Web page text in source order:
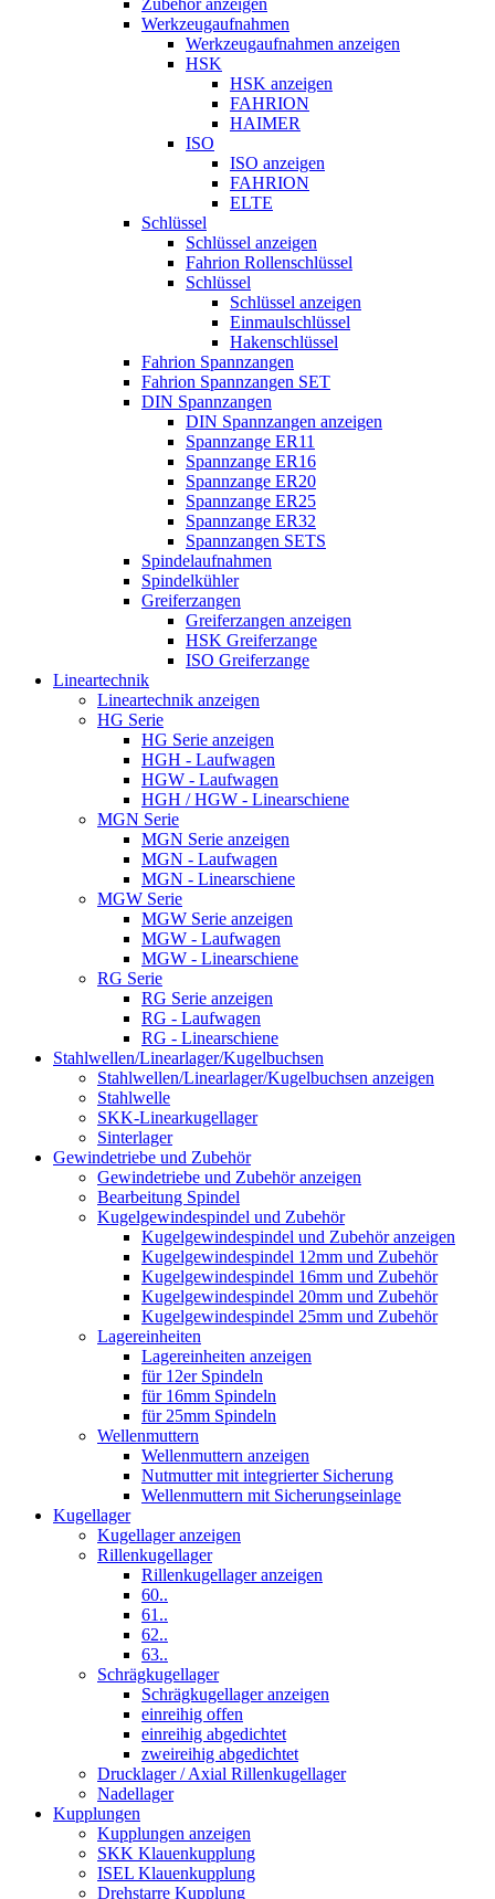
Zubehör anzeigen
Werkzeugaufnahmen
Werkzeugaufnahmen anzeigen
HSK
HSK anzeigen
FAHRION
HAIMER
ISO
ISO anzeigen
FAHRION
ELTE
Schlüssel
Schlüssel anzeigen
Fahrion Rollenschlüssel
Schlüssel
Schlüssel anzeigen
Einmaulschlüssel
Hakenschlüssel
Fahrion Spannzangen
Fahrion Spannzangen SET
DIN Spannzangen
DIN Spannzangen anzeigen
Spannzange ER11
Spannzange ER16
Spannzange ER20
Spannzange ER25
Spannzange ER32
Spannzangen SETS
Spindelaufnahmen
Spindelkühler
Greiferzangen
Greiferzangen anzeigen
HSK Greiferzange
ISO Greiferzange
Lineartechnik
Lineartechnik anzeigen
HG Serie
HG Serie anzeigen
HGH - Laufwagen
HGW - Laufwagen
HGH / HGW - Linearschiene
MGN Serie
MGN Serie anzeigen
MGN - Laufwagen
MGN - Linearschiene
MGW Serie
MGW Serie anzeigen
MGW - Laufwagen
MGW - Linearschiene
RG Serie
RG Serie anzeigen
RG - Laufwagen
RG - Linearschiene
Stahlwellen/Linearlager/Kugelbuchsen
Stahlwellen/Linearlager/Kugelbuchsen anzeigen
Stahlwelle
SKK-Linearkugellager
Sinterlager
Gewindetriebe und Zubehör
Gewindetriebe und Zubehör anzeigen
Bearbeitung Spindel
Kugelgewindespindel und Zubehör
Kugelgewindespindel und Zubehör anzeigen
Kugelgewindespindel 12mm und Zubehör
Kugelgewindespindel 16mm und Zubehör
Kugelgewindespindel 20mm und Zubehör
Kugelgewindespindel 25mm und Zubehör
Lagereinheiten
Lagereinheiten anzeigen
für 12er Spindeln
für 16mm Spindeln
für 25mm Spindeln
Wellenmuttern
Wellenmuttern anzeigen
Nutmutter mit integrierter Sicherung
Wellenmuttern mit Sicherungseinlage
Kugellager
Kugellager anzeigen
Rillenkugellager
Rillenkugellager anzeigen
60..
61..
62..
63..
Schrägkugellager
Schrägkugellager anzeigen
einreihig offen
einreihig abgedichtet
zweireihig abgedichtet
Drucklager / Axial Rillenkugellager
Nadellager
Kupplungen
Kupplungen anzeigen
SKK Klauenkupplung
ISEL Klauenkupplung
Drehstarre Kupplung